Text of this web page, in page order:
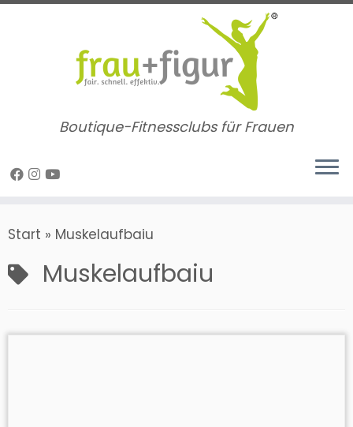
Zum
Boutique-Fitnessclubs für Frauen
Start » Muskelaufbaiu
Muskelaufbaiu